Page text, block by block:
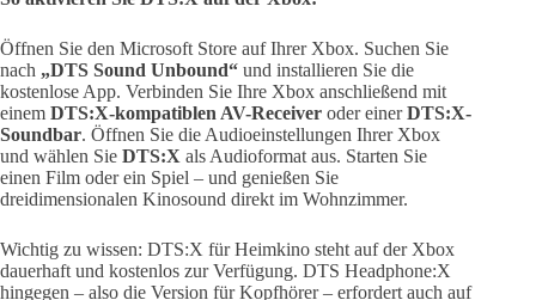
Öffnen Sie den Microsoft Store auf Ihrer Xbox. Suchen Sie
nach „DTS Sound Unbound“ und installieren Sie die
kostenlose App. Verbinden Sie Ihre Xbox anschließend mit
einem DTS:X-kompatiblen AV-Receiver oder einerDTS:X-
Soundbar. Öffnen Sie die Audioeinstellungen Ihrer Xbox
und wählen Sie DTS:X als Audioformat aus. Starten Sie
einen Film oder ein Spiel – und genießen Sie
dreidimensionalen Kinosound direkt im Wohnzimmer.
Wichtig zu wissen: DTS:X für Heimkino steht auf der Xbox
dauerhaft und kostenlos zur Verfügung. DTS Headphone:X
hingegen – also die Version für Kopfhörer – erfordert auch auf